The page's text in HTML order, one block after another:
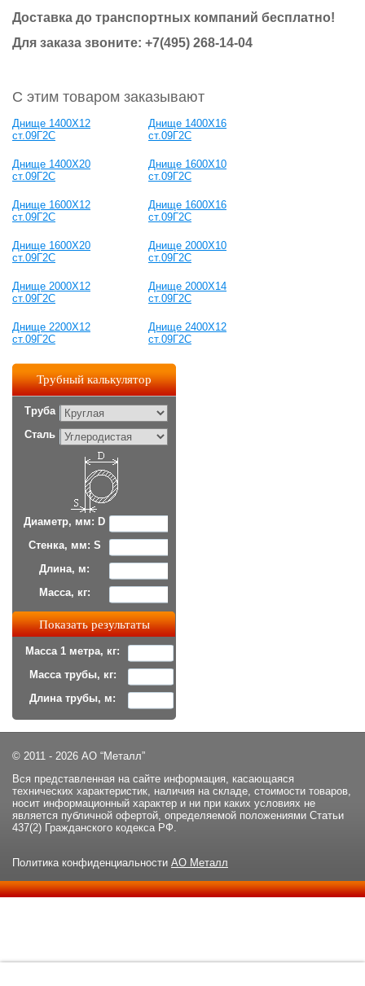
Доставка до транспортных компаний бесплатно!
Для заказа звоните: +7(495) 268-14-04
С этим товаром заказывают
Днище 1400Х12
ст.09Г2С
Днище 1400Х16
ст.09Г2С
Днище 1400Х20
ст.09Г2С
Днище 1600Х10
ст.09Г2С
Днище 1600Х12
ст.09Г2С
Днище 1600Х16
ст.09Г2С
Днище 1600Х20
ст.09Г2С
Днище 2000Х10
ст.09Г2С
Днище 2000Х12
ст.09Г2С
Днище 2000Х14
ст.09Г2С
Днище 2200Х12
ст.09Г2С
Днище 2400Х12
ст.09Г2С
Трубный калькулятор
Труба
Сталь
Диаметр, мм: D
Стенка, мм: S
Длина, м:
Масса, кг:
Масса 1 метра, кг:
Масса трубы, кг:
Длина трубы, м:
© 2011 - 2026 АО “Металл”
Вся представленная на сайте информация, касающаяся
технических характеристик, наличия на складе, стоимости товаров,
носит информационный характер и ни при каких условиях не
является публичной офертой, определяемой положениями Статьи
437(2) Гражданского кодекса РФ.
Политика конфиденциальности АО Металл